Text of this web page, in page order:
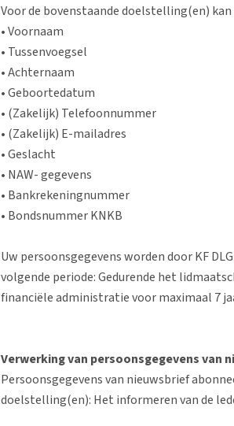
Voor de bovenstaande doelstelling(en) kan
• Voornaam
• Tussenvoegsel
• Achternaam
• Geboortedatum
• (Zakelijk) Telefoonnummer
• (Zakelijk) E-mailadres
• Geslacht
• NAW- gegevens
• Bankrekeningnummer
• Bondsnummer KNKB
Uw persoonsgegevens worden door KF
volgende periode: Gedurende het
financiële administratie voor maximaal 7
Verwerking van persoonsgegevens van
Persoonsgegevens van nieuwsbrief
doelstelling(en): Het informeren van de